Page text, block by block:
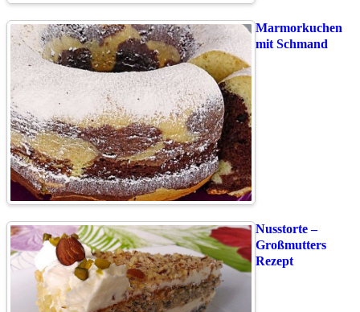
Marmorkuchen
mit Schmand
Nusstorte –
Großmutters
Rezept